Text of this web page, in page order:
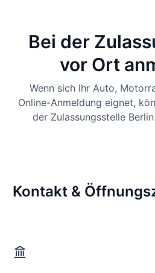
Bei der
vor Ort
Wenn sich Ihr Auto,
Online-Anmeldung eignet,
der Zulassungsstelle
Kontakt &